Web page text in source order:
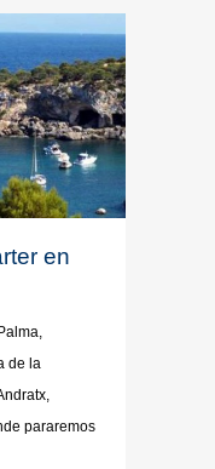
en
de la
pararemos